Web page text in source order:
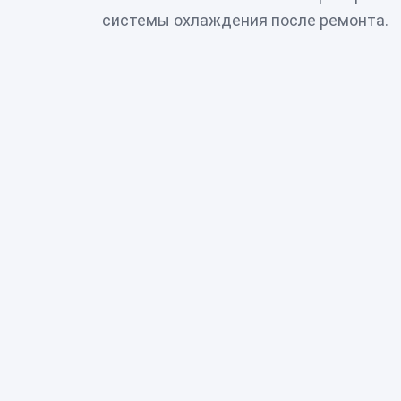
системы охлаждения после ремонта.